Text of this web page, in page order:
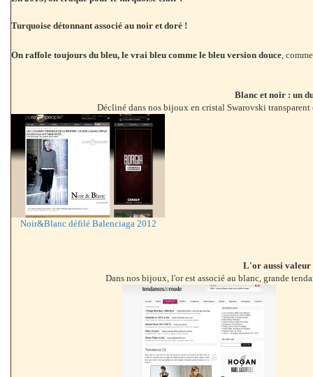
Turquoise détonnant associé au noir et doré !
On raffole toujours du bleu, le vrai bleu comme le bleu version douce,
Blanc et noir : un
Décliné dans nos bijoux en cristal Swarovski
Noir&Blanc défilé Balenciaga 2012
L'or aussi valeur
Dans nos bijoux, l'or est associé au blanc, grande